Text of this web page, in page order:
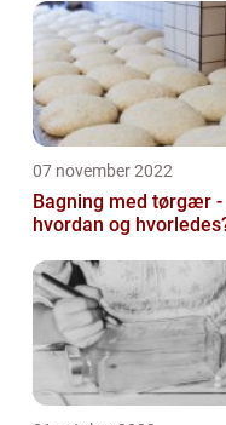
07 november 2022
Bagning med tørgær -
hvordan og